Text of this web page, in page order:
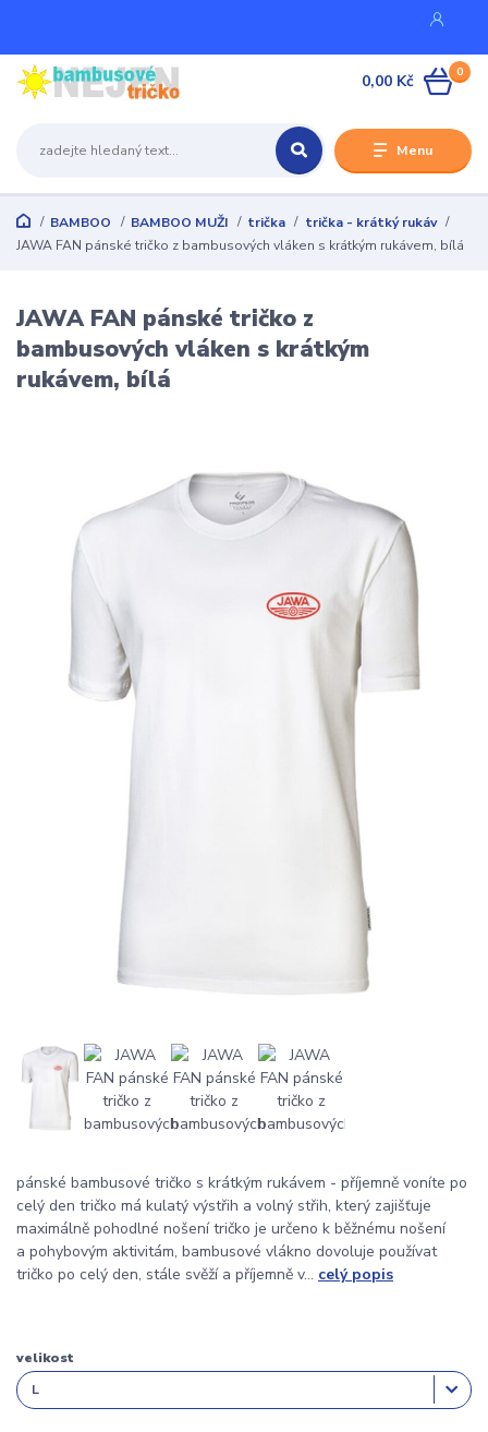
Menu
0
0,00 Kč
BAMBOO BAMBOO MUŽI trička
trička - krátký rukáv
JAWA FAN pánské tričko z bambusových vláken s krátkým rukávem, bílá
JAWA FAN pánské tričko z
bambusových vláken s krátkým
rukávem, bílá
pánské bambusové tričko s krátkým rukávem - příjemně voníte po
celý den tričko má kulatý výstřih a volný střih, který zajišťuje
maximálně pohodlné nošení tričko je určeno k běžnému nošení
a pohybovým aktivitám, bambusové vlákno dovoluje používat
tričko po celý den, stále svěží a příjemně v... celý popis
velikost